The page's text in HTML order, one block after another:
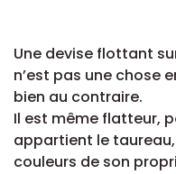
Une devise flottant
n’est pas une chose
bien au contraire.
Il est même flatteur,
appartient le
couleurs de son